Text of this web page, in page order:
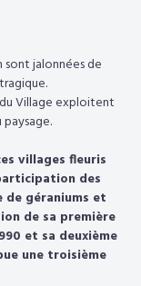
sont jalonnées de
Village exploitent
villages fleuris
des
de géraniums et
de sa première
et sa deuxième
une troisième